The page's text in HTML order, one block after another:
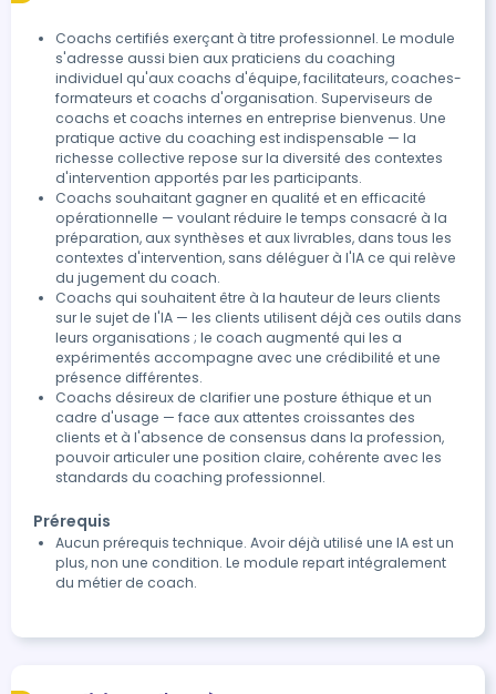
Coachs certifiés exerçant à titre professionnel. Le module
s'adresse aussi bien aux praticiens du coaching
individuel qu'aux coachs d'équipe, facilitateurs, coaches-
formateurs et coachs d'organisation. Superviseurs de
coachs et coachs internes en entreprise bienvenus. Une
pratique active du coaching est indispensable — la
richesse collective repose sur la diversité des contextes
d'intervention apportés par les participants.
Coachs souhaitant gagner en qualité et en efficacité
opérationnelle — voulant réduire le temps consacré à la
préparation, aux synthèses et aux livrables, dans tous les
contextes d'intervention, sans déléguer à l'IA ce qui relève
du jugement du coach.
Coachs qui souhaitent être à la hauteur de leurs clients
sur le sujet de l'IA — les clients utilisent déjà ces outils dans
leurs organisations ; le coach augmenté qui les a
expérimentés accompagne avec une crédibilité et une
présence différentes.
Coachs désireux de clarifier une posture éthique et un
cadre d'usage — face aux attentes croissantes des
clients et à l'absence de consensus dans la profession,
pouvoir articuler une position claire, cohérente avec les
standards du coaching professionnel.
Prérequis
Aucun prérequis technique. Avoir déjà utilisé une IA est un
plus, non une condition. Le module repart intégralement
du métier de coach.